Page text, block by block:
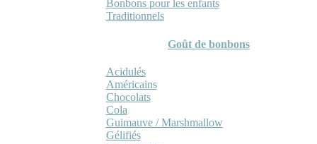
Bonbons pour les enfants
Traditionnels
Goût de bonbons
Acidulés
Américains
Chocolats
Cola
Guimauve / Marshmallow
Gélifiés